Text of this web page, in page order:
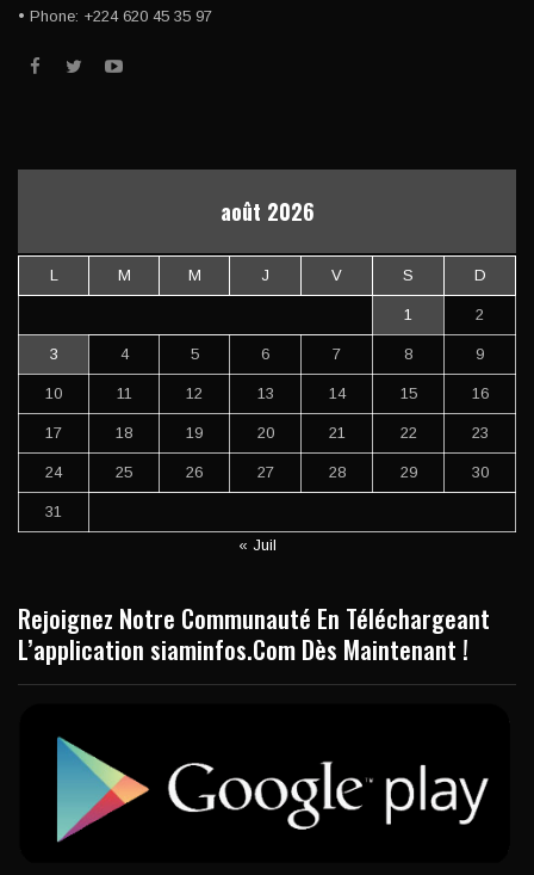
• Phone: +224 620 45 35 97
août 2026
L M M J V S D
1 2
3 4 5 6 7 8 9
10 11 12 13 14 15 16
17 18 19 20 21 22 23
24 25 26 27 28 29 30
31
« Juil
Rejoignez Notre Communauté En Téléchargeant
L’application siaminfos.Com Dès Maintenant !